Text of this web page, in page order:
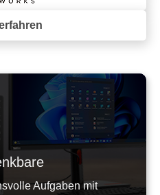
Aufgaben mit